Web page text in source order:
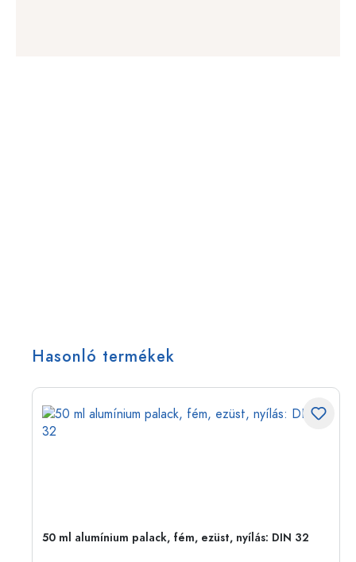
Hasonló termékek
50 ml alumínium palack, fém, ezüst, nyílás: DIN 32